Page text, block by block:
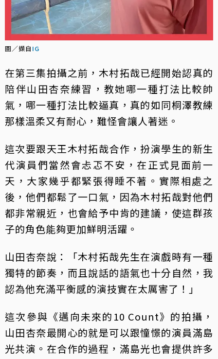
圖／擷自 IG
在第三集拍攝之前，木村拓哉已經開始認真的
陪伴山田杏奈練習，教她哪一種打法比較帥
氣，哪一種打法比較逼真，真的如同桐澤教練
那樣溫柔又有耐心，難怪會讓人著迷。
這次要跟天王木村拓哉合作，扮演學生的新生
代演員們當然會忐忑不安，在正式見面前一
天，大家幾乎都緊張得睡不著。實際相處之
後，他們都鬆了一口氣，因為木村拓哉對他們
都非常親近，也會給予中肯的建議，使這群孩
子的角色能夠更加鮮明活躍。
山田杏奈說：「木村拓哉先生在演戲時有一種
獨特的節奏，而且說話的語氣也十分自然，我
認為他充滿平衡感的演技實在太厲害了！」
這次參與《邁向未來的10 Count》的拍攝，
山田杏奈最開心的就是可以跟憧憬的演員滿島
光共演。在合作的過程，滿島光也會提供許多